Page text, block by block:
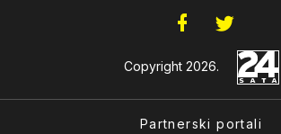
Copyright 2026.
Partnerski portali